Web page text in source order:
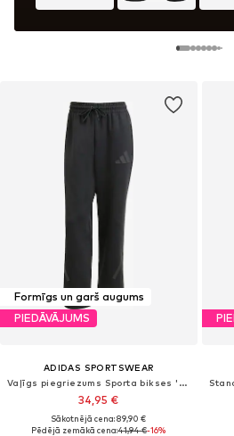
Formīgs un garš augums
PIEDĀVĀJUMS
ADIDAS SPORTSWEAR
Vaļīgs piegriezums Sporta bikses 'Z.N.E.'
34,95 €
Sākotnējā cena: 89,90 €
Pēdējā zemākā cena:41,94 €-16%